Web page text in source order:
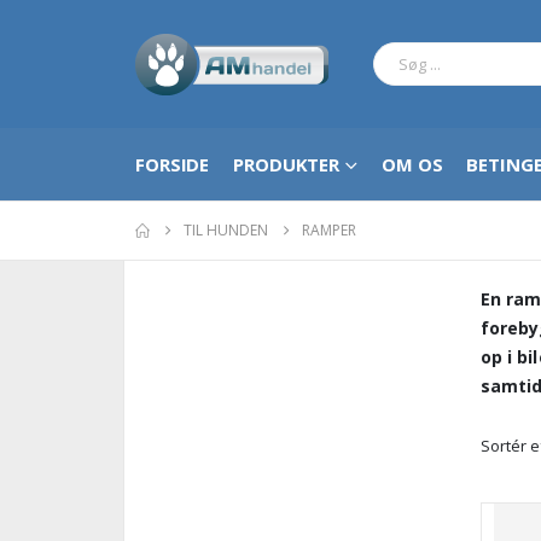
FORSIDE PRODUKTER OM OS
TIL HUNDEN RAMPER
En
op i
Sortér